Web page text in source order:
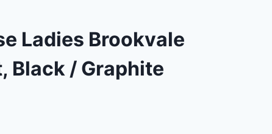
Ladies Brookvale
Black / Graphite